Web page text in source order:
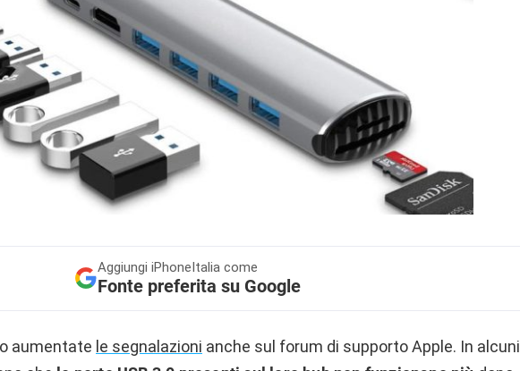
Aggiungi iPhoneItalia come
Fonte preferita su Google
aumentate le segnalazioni anche sul forum di supporto Apple. In alcuni